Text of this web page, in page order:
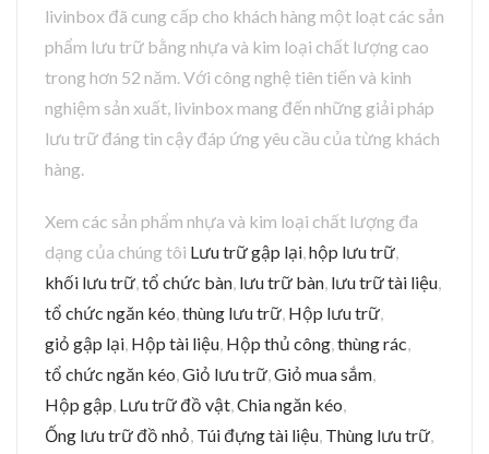
livinbox đã cung cấp cho khách hàng một loạt các sản
phẩm lưu trữ bằng nhựa và kim loại chất lượng cao
trong hơn 52 năm. Với công nghệ tiên tiến và kinh
nghiệm sản xuất, livinbox mang đến những giải pháp
lưu trữ đáng tin cậy đáp ứng yêu cầu của từng khách
hàng.
Xem các sản phẩm nhựa và kim loại chất lượng đa
dạng của chúng tôi Lưu trữ gập lại,hộp lưu trữ,
khối lưu trữ,tổ chức bàn, lưu trữ bàn, lưu trữ tài liệu,
tổ chức ngăn kéo,thùng lưu trữ, Hộp lưu trữ,
giỏ gập lại, Hộp tài liệu, Hộp thủ công,thùng rác,
tổ chức ngăn kéo,Giỏ lưu trữ,Giỏ mua sắm,
Hộp gập, Lưu trữ đồ vật,Chia ngăn kéo,
Ống lưu trữ đồ nhỏ, Túi đựng tài liệu, Thùng lưu trữ,